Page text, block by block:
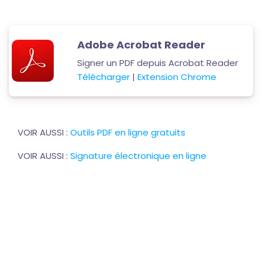
Adobe Acrobat Reader
Signer un PDF depuis Acrobat Reader
Télécharger | Extension Chrome
VOIR AUSSI : Outils PDF en ligne gratuits
VOIR AUSSI : Signature électronique en ligne